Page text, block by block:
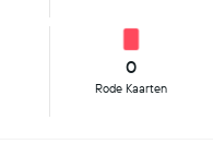
0
Rode Kaarten